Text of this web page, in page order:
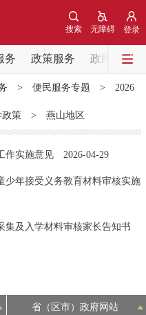
登录
无障碍
搜索
务 政策服务 政民互动
息 中央部委动态
部门动态
> 便民服务专题 > 2026
政策> 燕山地区
作实施意见 2026-04-29
少年接受义务教育材料审核实施
集及入学材料审核家长告知书
省（区市）政府网站